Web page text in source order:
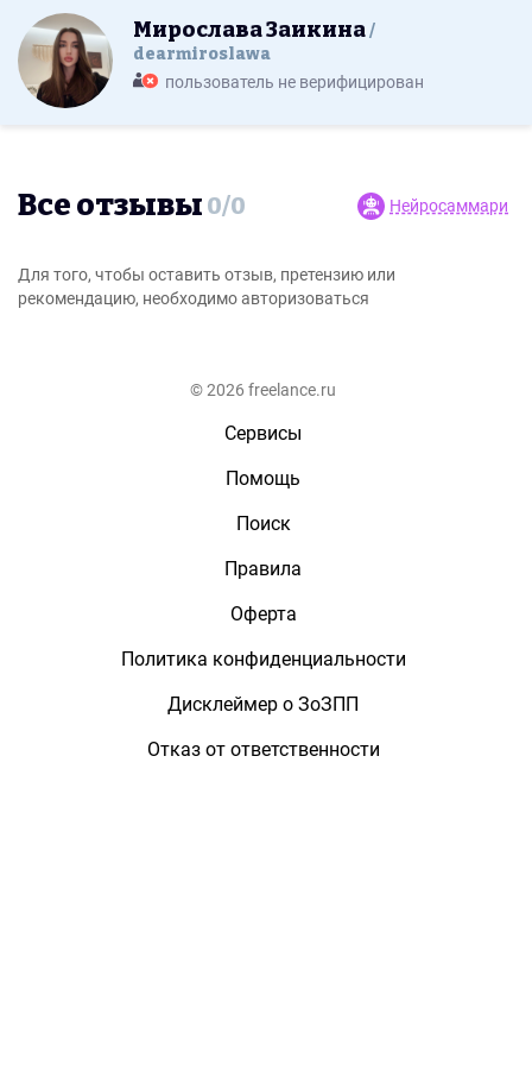
Мирослава Заикина
dearmiroslawa
пользователь не верифицирован
Все отзывы 0/0 Нейросаммари
Для того, чтобы оставить отзыв, претензию или
рекомендацию, необходимо авторизоваться
© 2026 freelance.ru
Сервисы
Помощь
Поиск
Правила
Оферта
Политика конфиденциальности
Дисклеймер о ЗоЗПП
Отказ от ответственности